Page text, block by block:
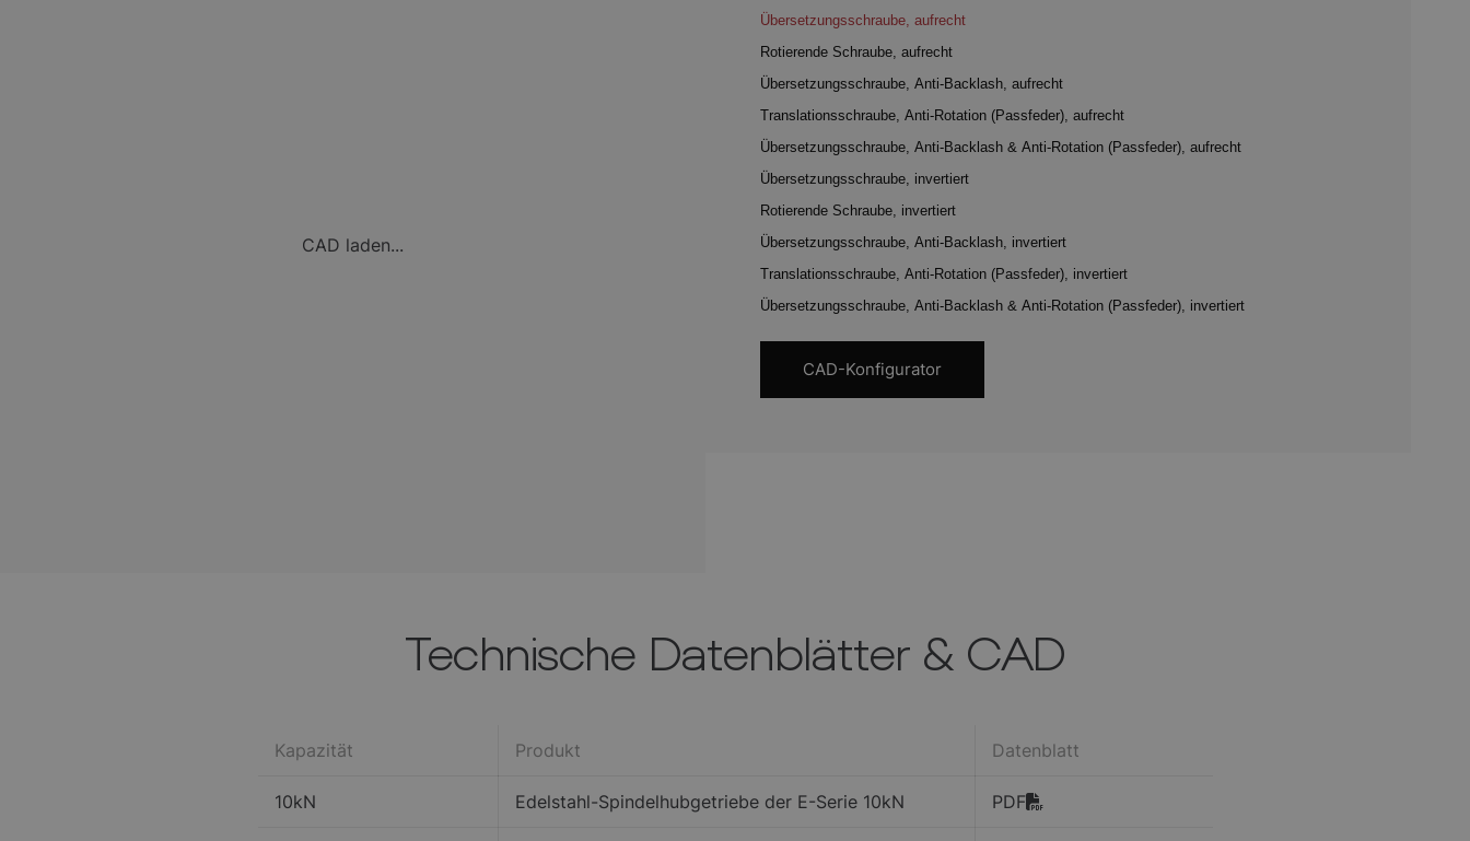
CAD laden...
Übersetzungsschraube, aufrecht
Rotierende Schraube, aufrecht
Übersetzungsschraube, Anti-Backlash, aufrecht
Translationsschraube, Anti-Rotation (Passfeder), aufrecht
Übersetzungsschraube, Anti-Backlash & Anti-Rotation (Passfeder), aufrecht
Übersetzungsschraube, invertiert
Rotierende Schraube, invertiert
Übersetzungsschraube, Anti-Backlash, invertiert
Translationsschraube, Anti-Rotation (Passfeder), invertiert
Übersetzungsschraube, Anti-Backlash & Anti-Rotation (Passfeder), invertiert
CAD-Konfigurator
Technische Datenblätter & CAD
Kapazität Produkt Datenblatt
10kN Edelstahl-Spindelhubgetriebe der E-Serie 10kN PDF